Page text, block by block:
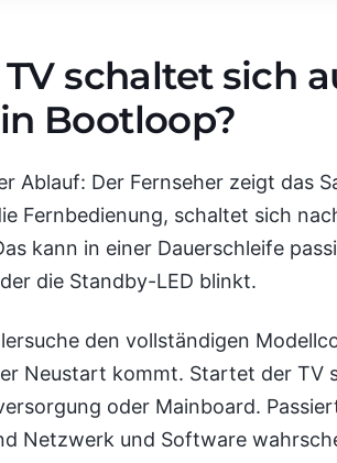
schaltet sich
Bootloop?
Ablauf: Der Fernseher zeigt das
Fernbedienung, schaltet sich
kann in einer Dauerschleife
die Standby-LED blinkt.
den vollständigen
Neustart kommt. Startet der TV
oder Mainboard.
Netzwerk und Software